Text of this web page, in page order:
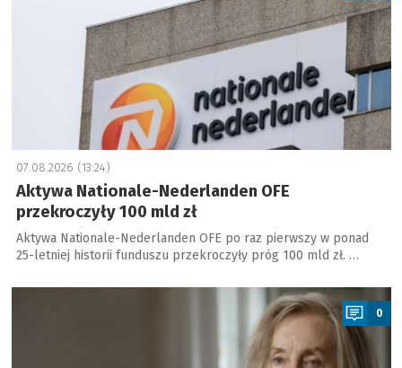
07.08.2026 (13:24)
Aktywa Nationale-Nederlanden OFE
przekroczyły 100 mld zł
Aktywa Nationale-Nederlanden OFE po raz pierwszy w ponad
25-letniej historii funduszu przekroczyły próg 100 mld zł. …
a
0